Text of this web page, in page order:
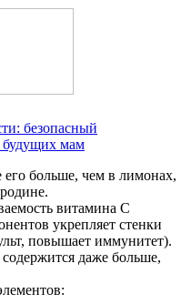
безопасный
будущих мам
больше, чем в лимонах,
витамина С
укрепляет стенки
повышает иммунитет).
даже больше,